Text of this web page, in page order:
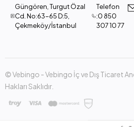
Güngören, Turgut Özal
Cd. No:63-65 D:5,
Çekmeköy/İstanbul
Telefon
:0 850
307 10 77
© Vebingo - Vebingo İç ve Dış Ticaret
Hakları Saklıdır.